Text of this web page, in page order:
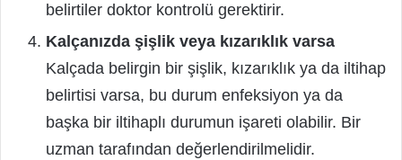
belirtiler doktor kontrolü gerektirir.
Kalçanızda şişlik veya kızarıklık varsa
Kalçada belirgin bir şişlik, kızarıklık ya da iltihap
belirtisi varsa, bu durum enfeksiyon ya da
başka bir iltihaplı durumun işareti olabilir. Bir
uzman tarafından değerlendirilmelidir.